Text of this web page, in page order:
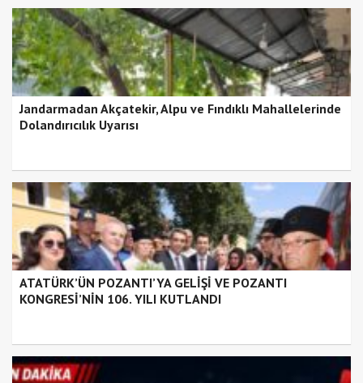
Jandarmadan Akçatekir, Alpu ve Fındıklı Mahallelerinde
Dolandırıcılık Uyarısı
ATATÜRK’ÜN POZANTI’YA GELİŞİ VE POZANTI
KONGRESİ’NİN 106. YILI KUTLANDI